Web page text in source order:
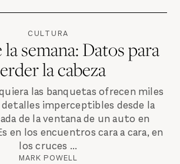
CULTURA
semana: Datos para
la cabeza
las banquetas ofrecen miles
imperceptibles desde la
de la ventana de un auto en
en los encuentros cara a cara, en
los cruces ...
MARK POWELL